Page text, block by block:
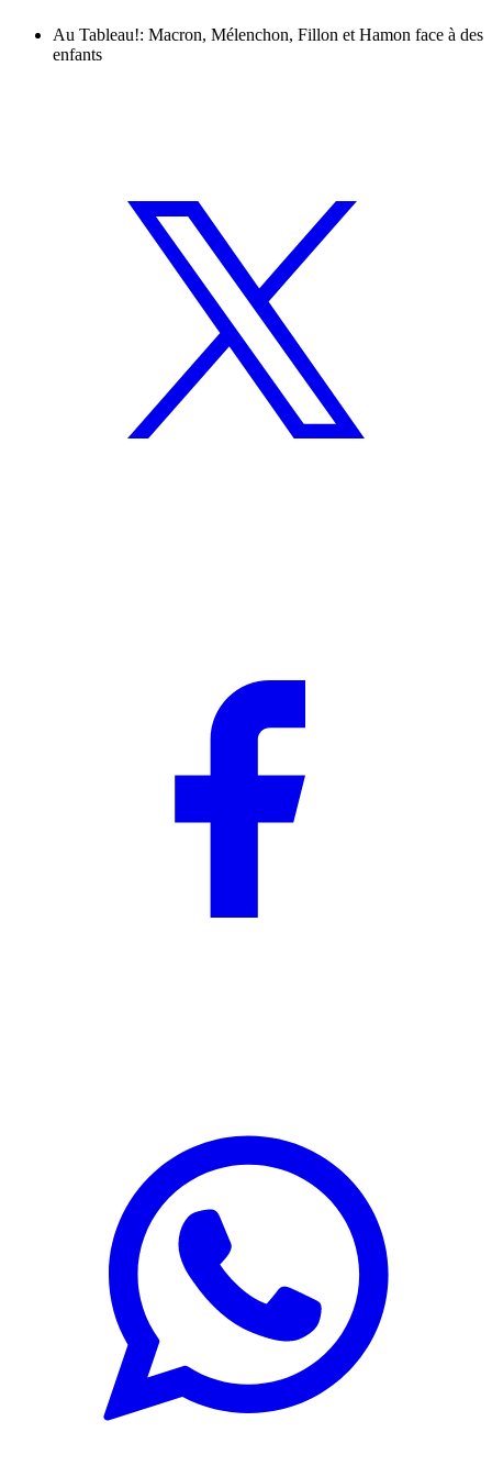
Au Tableau!: Macron, Mélenchon, Fillon et Hamon face à des
enfants